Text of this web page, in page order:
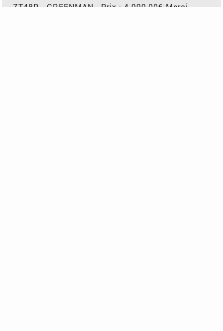
ZT48R - GREENMAN - Prix : 4 999,00€ Merci,